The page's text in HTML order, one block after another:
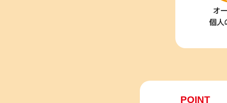
POINT